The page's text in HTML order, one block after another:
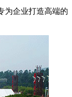
为企业打造高端的